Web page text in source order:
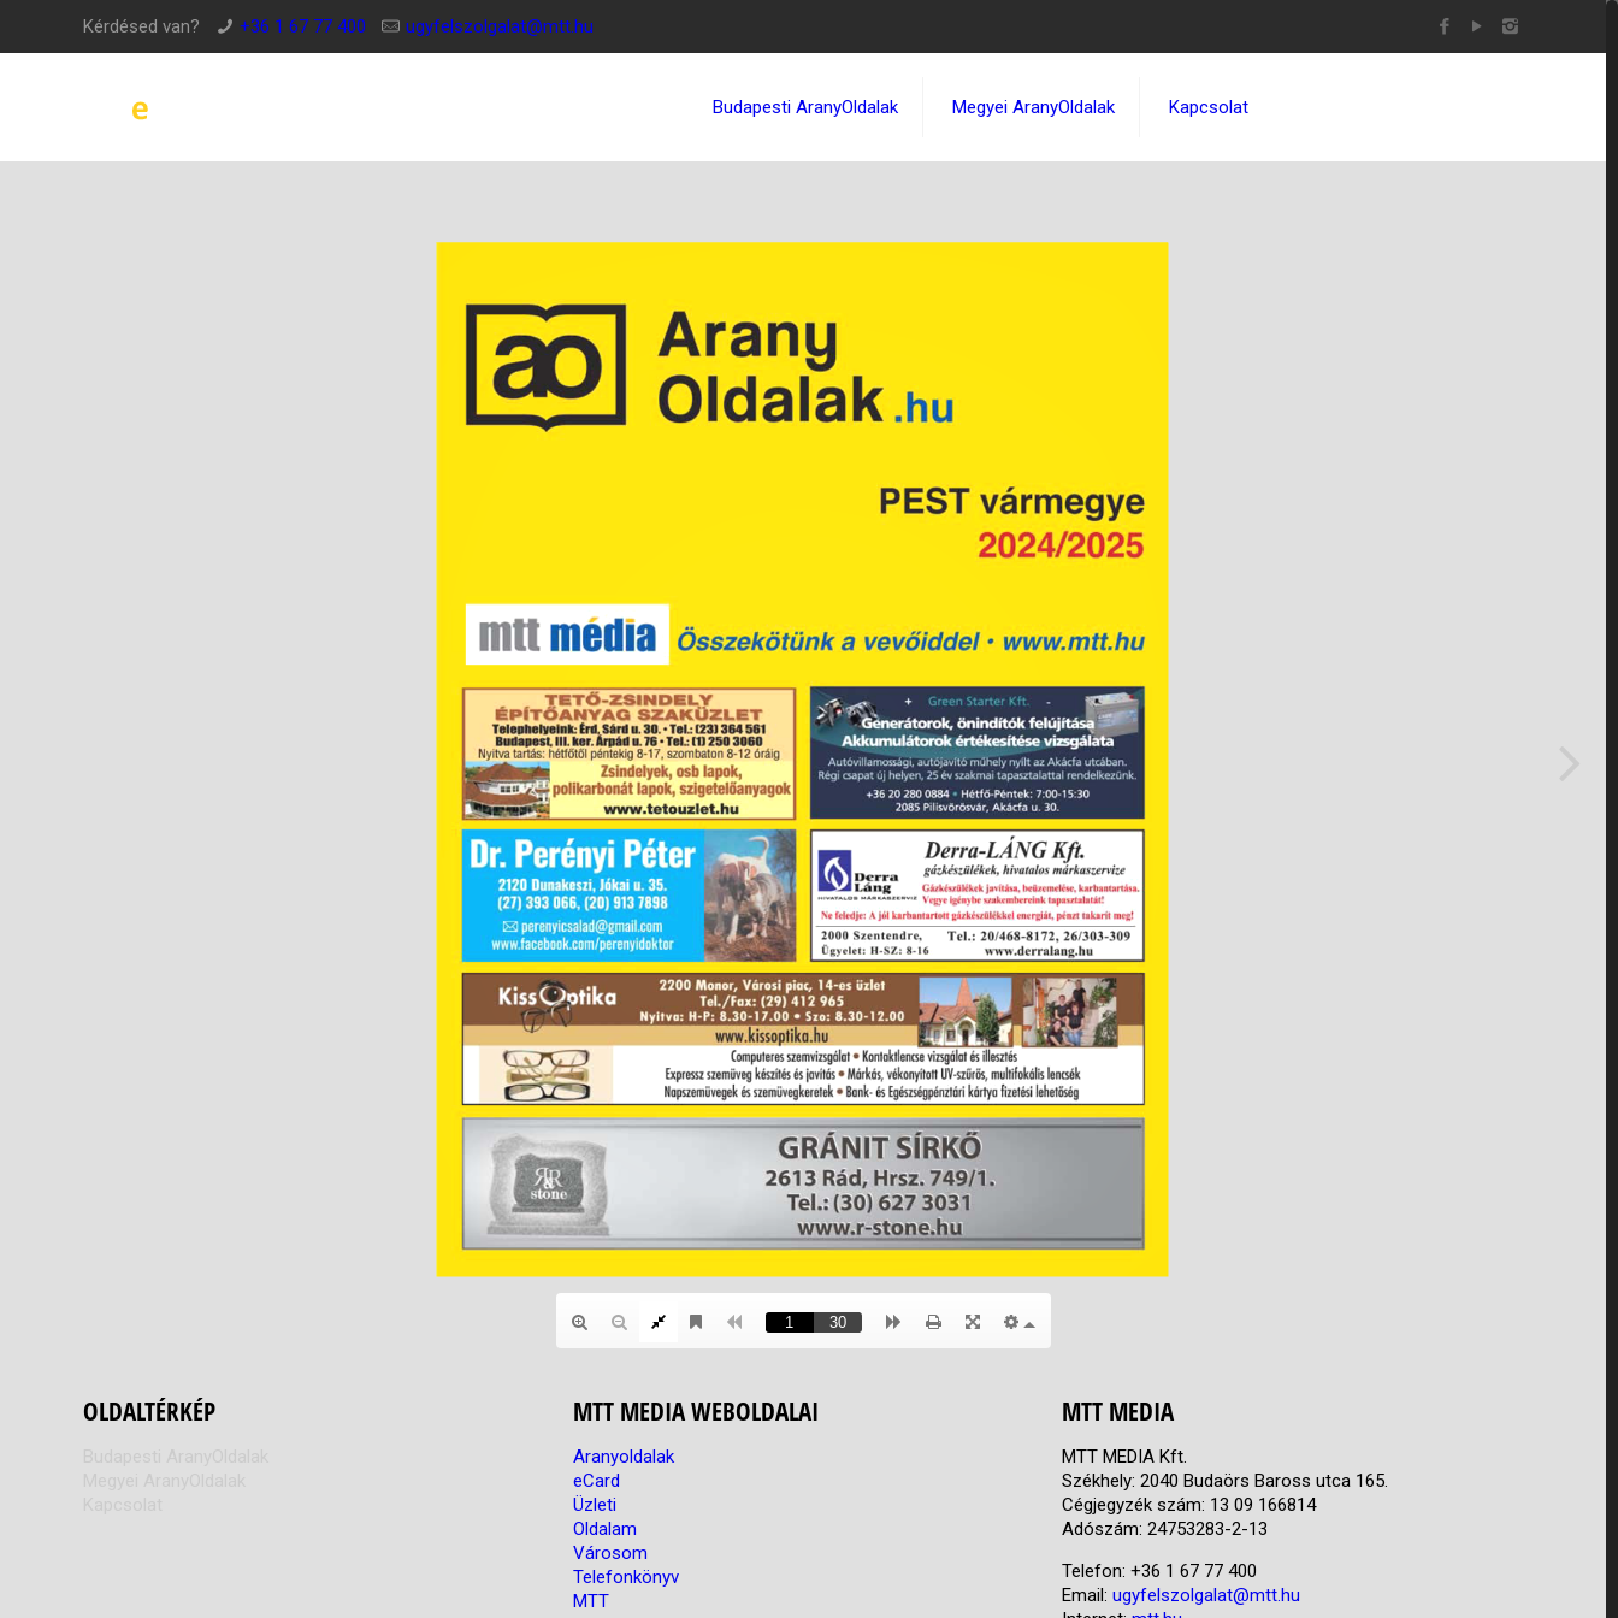
Kérdésed van? +36 1 67 77 400 ugyfelszolgalat@mtt.hu
Budapesti AranyOldalak Megyei AranyOldalak Kapcsolat
OLDALTÉRKÉP MTT MEDIA WEBOLDALAI
Aranyoldalak
eCard
Üzleti
Oldalam
Városom
Telefonkönyv
MTT
MTT MEDIA
MTT MEDIA Kft.
Székhely: 2040 Budaörs Baross utca 165.
Cégjegyzék szám: 13 09 166814
Adószám: 24753283-2-13
Telefon: +36 1 67 77 400
Email:ugyfelszolgalat@mtt.hu